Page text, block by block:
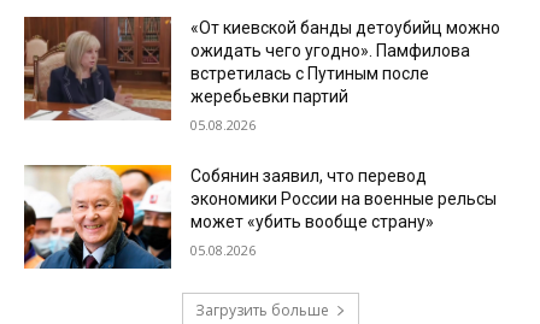
«От киевской банды детоубийц можно
ожидать чего угодно». Памфилова
встретилась с Путиным после
жеребьевки партий
05.08.2026
Собянин заявил, что перевод
экономики России на военные рельсы
может «убить вообще страну»
05.08.2026
Загрузить больше